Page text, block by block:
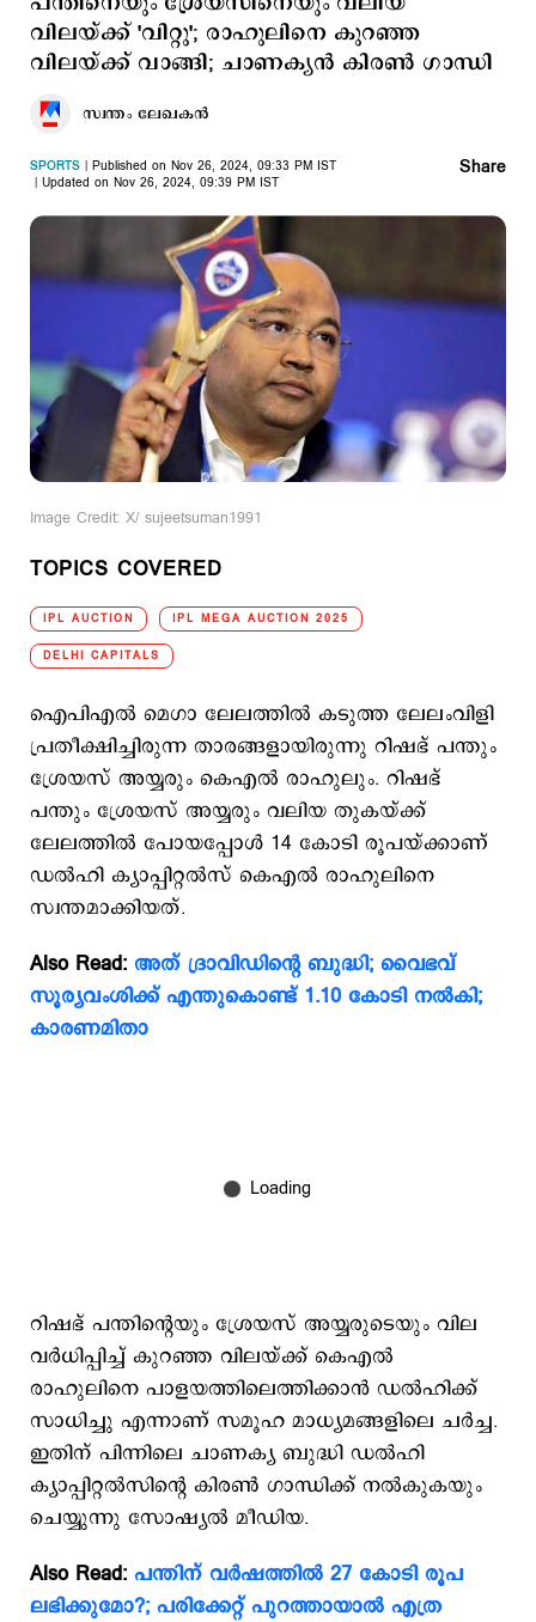
വിലയ്ക്ക് 'വിറ്റു'; രാഹുലിനെ കുറഞ്ഞ
വിലയ്ക്ക് വാങ്ങി; ചാണക്യന്‍ കിരണ്‍ ഗാന്ധി
സ്വന്തം ലേഖകൻ
SPORTS
Published on Nov 26, 2024, 09:33 PM IST
Updated on Nov 26, 2024, 09:39 PM IST
Share
Image Credit: X/ sujeetsuman1991
TOPICS COVERED
IPL AUCTION IPL MEGA AUCTION 2025
DELHI CAPITALS
ഐപിഎല്‍ മെഗാ ലേലത്തില്‍ കടുത്ത ലേലംവിളി
പ്രതീക്ഷിച്ചിരുന്ന താരങ്ങളായിരുന്നു റിഷഭ് പന്തും
ശ്രേയസ് അയ്യരും കെഎല്‍ രാഹുലും. റിഷഭ്
പന്തും ശ്രേയസ് അയ്യരും വലിയ തുകയ്ക്ക്
ലേലത്തില്‍ പോയപ്പോള്‍ 14 കോടി രൂപയ്ക്കാണ്
ഡല്‍ഹി ക്യാപ്പിറ്റല്‍സ് കെഎല്‍ രാഹുലിനെ
സ്വന്തമാക്കിയത്.
Also Read: അത് ദ്രാവിഡിന്‍റെ ബുദ്ധി; വൈഭവ്
സൂര്യവംശിക്ക് എന്തുകൊണ്ട് 1.10 കോടി നല്‍കി;
കാരണമിതാ
റിഷഭ് പന്തിന്‍റെയും ശ്രേയസ് അയ്യരുടെയും വില
വർധിപ്പിച്ച് കുറഞ്ഞ വിലയ്ക്ക് കെഎൽ
രാഹുലിനെ പാളയത്തിലെത്തിക്കാന്‍ ഡല്‍ഹിക്ക്
സാധിച്ചു എന്നാണ് സമൂഹ മാധ്യമങ്ങളിലെ ചര്‍ച്ച.
ഇതിന് പിന്നിലെ ചാണക്യ ബുദ്ധി ഡല്‍ഹി
ക്യാപ്പിറ്റല്‍സിന്‍റെ കിരണ്‍ ഗാന്ധിക്ക് നല്‍കുകയും
ചെയ്യുന്നു സോഷ്യല്‍ മീഡിയ.
Also Read: പന്തിന് വര്‍ഷത്തില്‍ 27 കോടി രൂപ
ലഭിക്കുമോ?; പരിക്കേറ്റ് പുറത്തായാല്‍ എത്ര